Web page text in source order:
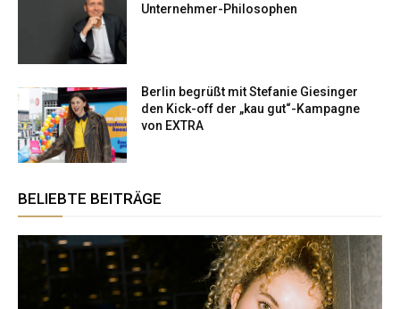
Unternehmer-Philosophen
Berlin begrüßt mit Stefanie Giesinger
den Kick-off der „kau gut“-Kampagne
von EXTRA
BELIEBTE BEITRÄGE